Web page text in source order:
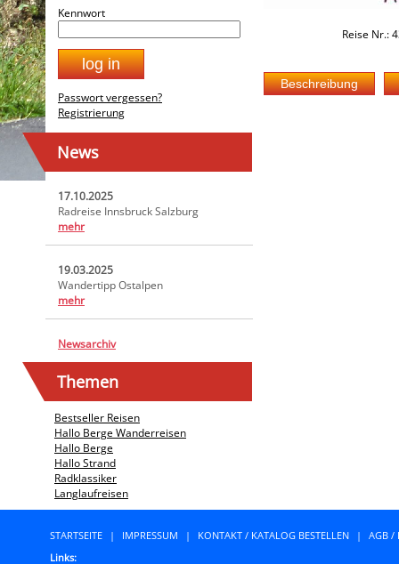
Kennwort
Passwort vergessen?
Registrierung
News
17.10.2025
Radreise Innsbruck Salzburg
mehr
19.03.2025
Wandertipp Ostalpen
mehr
Newsarchiv
Themen
Bestseller Reisen
Hallo Berge Wanderreisen
Hallo Berge
Hallo Strand
Radklassiker
Langlaufreisen
Reise Nr.:
STARTSEITE | IMPRESSUM | KONTAKT / KATALOG BESTELLEN |
AGB /
Links: